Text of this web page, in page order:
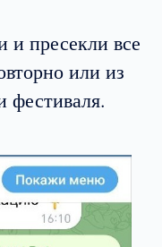
и пресекли все
или из
фестиваля.